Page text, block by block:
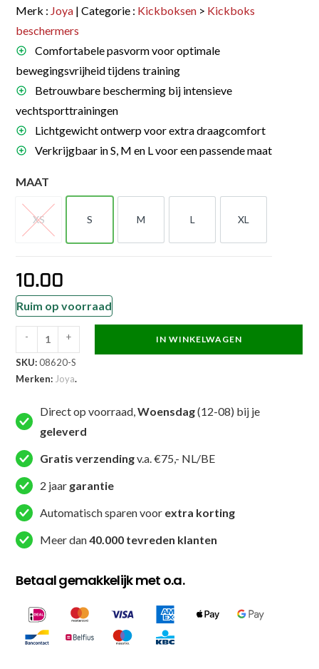
Merk : Joya | Categorie : Kickboksen > Kickboks
beschermers
Comfortabele pasvorm voor optimale
bewegingsvrijheid tijdens training
Betrouwbare bescherming bij intensieve
vechtsporttrainingen
Lichtgewicht ontwerp voor extra draagcomfort
Verkrijgbaar in S, M en L voor een passende maat
MAAT
XS
XS
S M L XL
10.00
Ruim op voorraad
The
Luxe
Kruisbeschermer
aantal
- + IN WINKELWAGEN
SKU:08620-S
Merken: Joya.
Direct op voorraad,Woensdag(12-08) bij je
geleverd
Gratis verzendingv.a. €75,- NL/BE
2 jaar garantie
Automatisch sparen voor extra korting
Meer dan40.000 tevreden klanten
Betaal gemakkelijk met o.a.